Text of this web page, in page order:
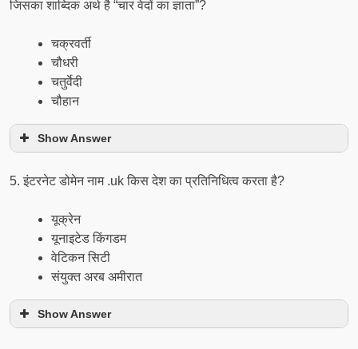
जिसका शाब्दिक अर्थ है “चार वेदों का ज्ञाता”?
चक्रवर्ती
चौधरी
चतुर्वेदी
चौहान
Show Answer
5. इंटरनेट डोमेन नाम .uk किस देश का प्रतिनिधित्व करता है?
यूक्रेन
यूनाइटेड किंगडम
वेटिकन सिटी
संयुक्त अरब अमीरात
Show Answer